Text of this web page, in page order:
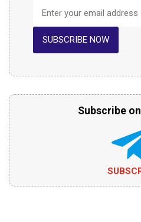
SUBSCRIBE NOW
Subscribe